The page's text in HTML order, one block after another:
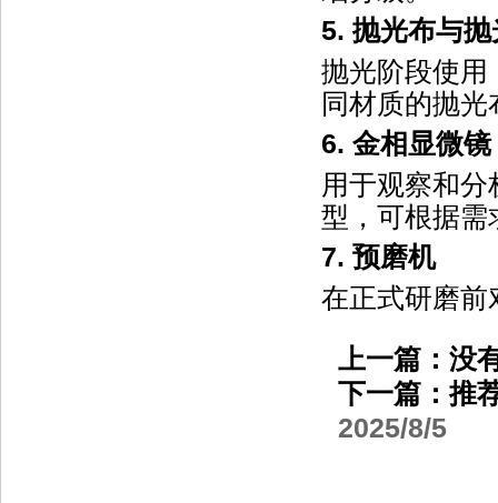
5.抛光布与
抛光阶段使用
同材质的抛
6.金相显微镜
用于观察和
型，可根据需
7.预磨机
在正式研磨前
上一篇：没
下一篇：推
2025/8/5